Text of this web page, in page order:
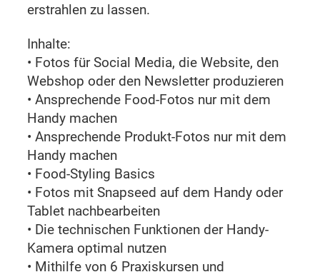
erstrahlen zu lassen.
Inhalte:
• Fotos für Social Media, die Website, den
Webshop oder den Newsletter produzieren
• Ansprechende Food-Fotos nur mit dem
Handy machen
• Ansprechende Produkt-Fotos nur mit dem
Handy machen
• Food-Styling Basics
• Fotos mit Snapseed auf dem Handy oder
Tablet nachbearbeiten
• Die technischen Funktionen der Handy-
Kamera optimal nutzen
• Mithilfe von 6 Praxiskursen und